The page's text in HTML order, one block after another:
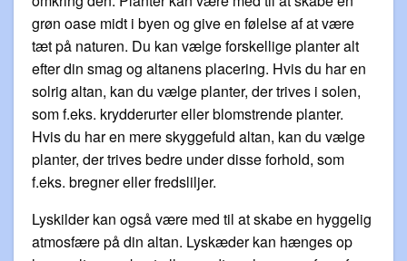
grøn oase midt i byen og give en følelse af at være
tæt på naturen. Du kan vælge forskellige planter alt
efter din smag og altanens placering. Hvis du har en
solrig altan, kan du vælge planter, der trives i solen,
som f.eks. krydderurter eller blomstrende planter.
Hvis du har en mere skyggefuld altan, kan du vælge
planter, der trives bedre under disse forhold, som
f.eks. bregner eller fredsliljer.
Lyskilder kan også være med til at skabe en hyggelig
atmosfære på din altan. Lyskæder kan hænges op